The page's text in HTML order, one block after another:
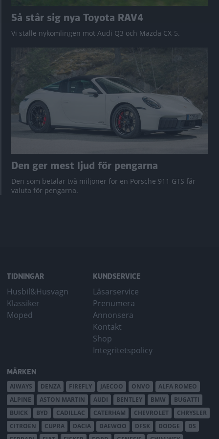
Så står sig nya Toyota RAV4
Vi ställe nykomlingen mot Audi Q3 och Mazda CX-5.
Den ger mest ljud för pengarna
Den som betalar två miljoner för en Porsche 911 GTS får
valuta för pengarna.
TIDNINGAR
Husbil&Husvagn
Klassiker
Moped
KUNDSERVICE
Läsarservice
Prenumera
Annonsera
Kontakt
Shop
Integritetspolicy
MÄRKEN
AIWAYS DENZA FIREFLY JAECOO ONVO
ALFA ROMEO
ALPINE
ASTON MARTIN AUDI BENTLEY BMW
BUGATTI
BUICK
BYD CADILLAC CATERHAM CHEVROLET
CHRYSLER
CITROËN
CUPRA DACIA DAEWOO DFSK DODGE
DS